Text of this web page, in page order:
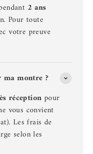
2 ans
Pour toute
votre preuve
ma montre ?
réception pour
vous convient
Les frais de
selon les